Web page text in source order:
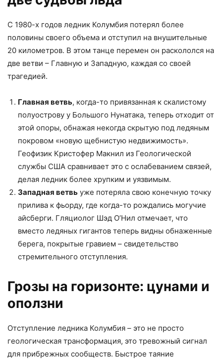
С 1980-х годов ледник Колумбия потерял более
половины своего объема и отступил на внушительные
20 километров. В этом танце перемен он раскололся на
две ветви – Главную и Западную, каждая со своей
трагедией.
Главная ветвь, когда-то привязанная к скалистому
полуострову у Большого Нунатака, теперь отходит от
этой опоры, обнажая некогда скрытую под ледяным
покровом «новую щебнистую недвижимость».
Геофизик Кристофер Макнил из Геологической
службы США сравнивает это с ослабеванием связей,
делая ледник более хрупким и уязвимым.
Западная ветвь уже потеряла свою конечную точку
прилива к фьорду, где когда-то рождались могучие
айсберги. Гляциолог Шэд О’Нил отмечает, что
вместо ледяных гигантов теперь видны обнаженные
берега, покрытые гравием – свидетельство
стремительного отступления.
Грозы на горизонте: цунами и
оползни
Отступление ледника Колумбия – это не просто
геологическая трансформация, это тревожный сигнал
для прибрежных сообществ. Быстрое таяние